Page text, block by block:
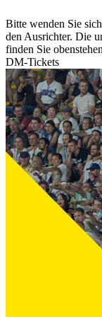
Bitte wenden Sie
den Ausrichter. Die
finden Sie
DM-Tickets